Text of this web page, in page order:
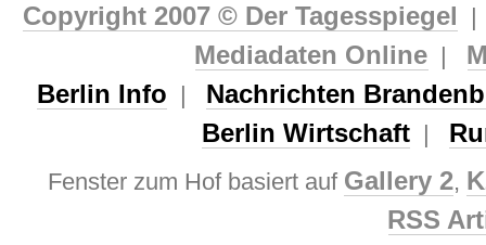
Copyright 2007 © Der Tagesspiegel
Mediadaten Online
Berlin Info
Nachrichten
Berlin Wirtschaft
Fenster zum Hof basiert auf Gallery 2,
RSS